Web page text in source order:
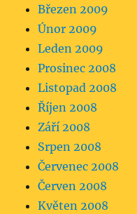
Březen 2009
Únor 2009
Leden 2009
Prosinec 2008
Listopad 2008
Říjen 2008
Září 2008
Srpen 2008
Červenec 2008
Červen 2008
Květen 2008